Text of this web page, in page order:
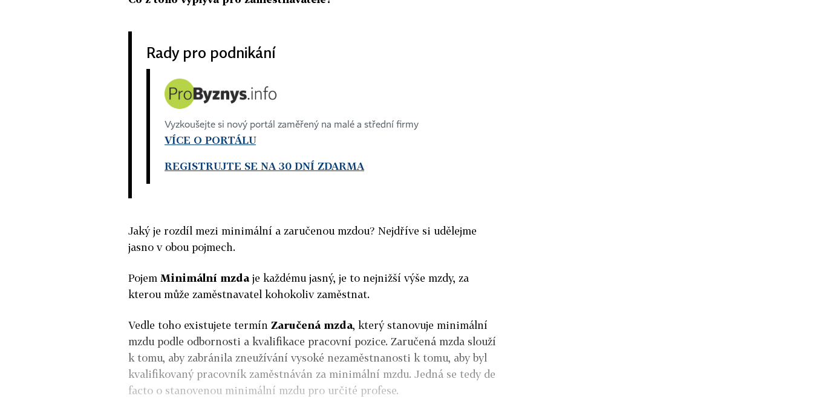
Rady pro podnikání
Vyzkoušejte si nový portál zaměřený na malé a střední firmy
VÍCE O PORTÁLU
REGISTRUJTE SE NA 30 DNÍ ZDARMA
Jaký je rozdíl mezi minimální a zaručenou mzdou? Nejdříve si udělejme
jasno v obou pojmech.
Pojem Minimální mzdaje každému jasný, je to nejnižší výše mzdy, za
kterou může zaměstnavatel kohokoliv zaměstnat.
Vedle toho existujete termín Zaručená mzda, který stanovuje minimální
mzdu podle odbornosti a kvalifikace pracovní pozice. Zaručená mzda slouží
k tomu, aby zabránila zneužívání vysoké nezaměstnanosti k tomu, aby byl
kvalifikovaný pracovník zaměstnáván za minimální mzdu. Jedná se tedy de
facto o stanovenou minimální mzdu pro určité profese.